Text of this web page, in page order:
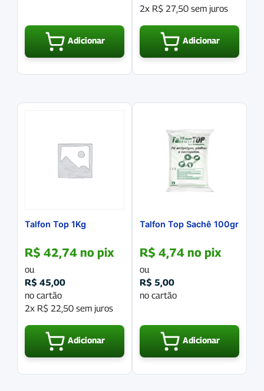
Adicionar
2x R$ 27,50 sem juros
Adicionar
Talfon Top 1Kg
R$ 42,74 no pix
ou
R$ 45,00
no cartão
2x R$ 22,50 sem juros
Adicionar
Talfon Top Sachê 100gr
R$ 4,74 no pix
ou
R$ 5,00
no cartão
Adicionar